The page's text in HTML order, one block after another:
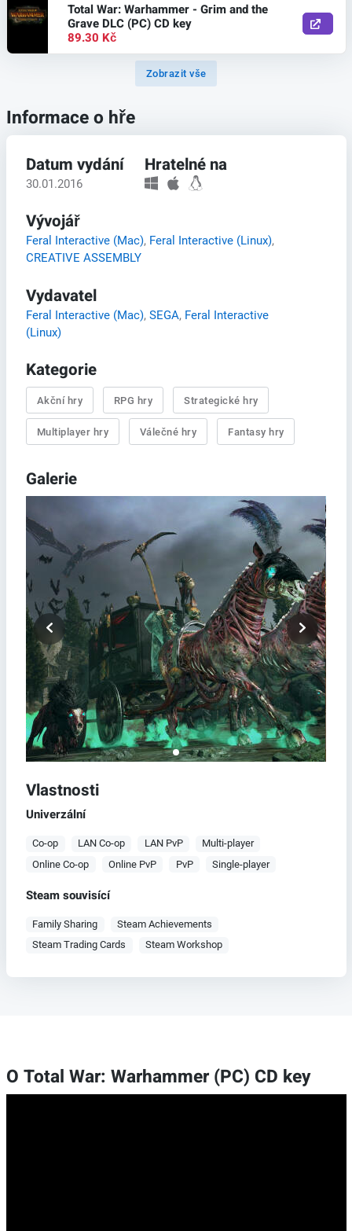
Total War: Warhammer - Grim and the
Grave DLC (PC) CD key
89.30 Kč
Zobrazit vše
Informace o hře
Datum vydání
30.01.2016
Hratelné na
Vývojář
Feral Interactive (Mac), Feral Interactive (Linux),
CREATIVE ASSEMBLY
Vydavatel
Feral Interactive (Mac),SEGA, Feral Interactive
(Linux)
Kategorie
Akční hry RPG hry Strategické hry
Multiplayer hry Válečné hry Fantasy hry
Galerie
Vlastnosti
Univerzální
Co-op LAN Co-op LAN PvP
Multi-player
Online Co-op
Online PvP PvP Single-player
Steam souvisící
Family Sharing
Steam Achievements
Steam Trading Cards
Steam Workshop
O Total War: Warhammer (PC) CD key